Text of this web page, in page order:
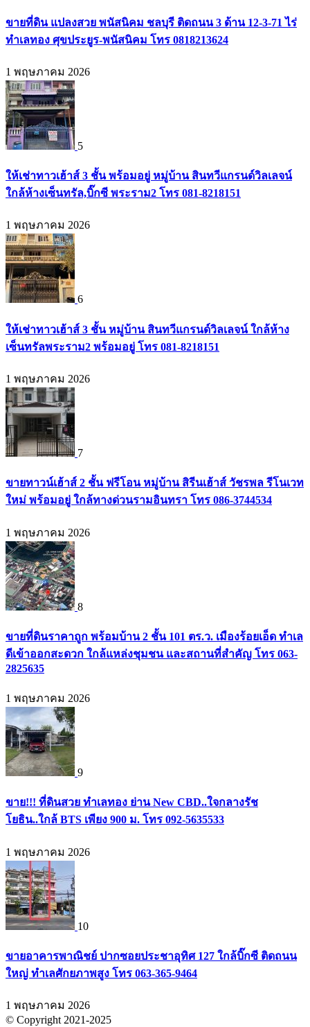
ขายที่ดิน แปลงสวย พนัสนิคม ชลบุรี ติดถนน 3 ด้าน 12-3-71 ไร่
ทำเลทอง ศุขประยูร-พนัสนิคม โทร 0818213624
1 พฤษภาคม 2026
5
ให้เช่าทาวเฮ้าส์ 3 ชั้น พร้อมอยู่ หมู่บ้าน สินทวีแกรนด์วิลเลจน์
ใกล้ห้างเซ็นทรัล,บิ๊กซี พระราม2 โทร 081-8218151
1 พฤษภาคม 2026
6
ให้เช่าทาวเฮ้าส์ 3 ชั้น หมู่บ้าน สินทวีแกรนด์วิลเลจน์ ใกล้ห้าง
เซ็นทรัลพระราม2 พร้อมอยู่ โทร 081-8218151
1 พฤษภาคม 2026
7
ขายทาวน์เฮ้าส์ 2 ชั้น ฟรีโอน หมู่บ้าน สิรีนเฮ้าส์ วัชรพล รีโนเวท
ใหม่ พร้อมอยู่ ใกล้ทางด่วนรามอินทรา โทร 086-3744534
1 พฤษภาคม 2026
8
ขายที่ดินราคาถูก พร้อมบ้าน 2 ชั้น 101 ตร.ว. เมืองร้อยเอ็ด ทำเล
ดีเข้าออกสะดวก ใกล้แหล่งชุมชน และสถานที่สำคัญ โทร 063-
2825635
1 พฤษภาคม 2026
9
ขาย!!! ที่ดินสวย ทำเลทอง ย่าน New CBD..ใจกลางรัช
โยธิน..ใกล้ BTS เพียง 900 ม. โทร 092-5635533
1 พฤษภาคม 2026
10
ขายอาคารพาณิชย์ ปากซอยประชาอุทิศ 127 ใกล้บิ๊กซี ติดถนน
ใหญ่ ทำเลศักยภาพสูง โทร 063-365-9464
1 พฤษภาคม 2026
© Copyright 2021-2025